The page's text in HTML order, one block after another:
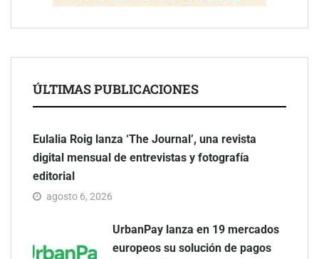
ÚLTIMAS PUBLICACIONES
Eulalia Roig lanza ‘The Journal’, una revista
digital mensual de entrevistas y fotografía
editorial
agosto 6, 2026
UrbanPay lanza en 19 mercados
europeos su solución de pagos